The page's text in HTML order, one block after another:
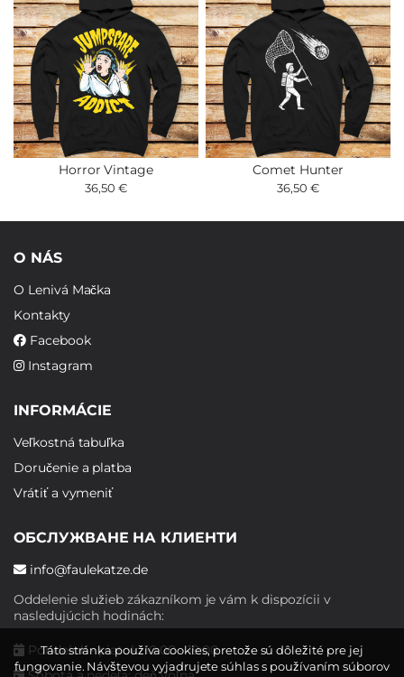
Horror Vintage
36,50 €
Comet Hunter
36,50 €
O NÁS
O Lenivá Mačka
Kontakty
Facebook
Instagram
INFORMÁCIE
Veľkostná tabuľka
Doručenie a platba
Vrátiť a vymeniť
ОБСЛУЖВАНЕ НА КЛИЕНТИ
info@faulekatze.de
Oddelenie služieb zákazníkom je vám k dispozícii v
nasledujúcich hodinách:
Pondelok - piatok: 10:00 - 19:00
Táto stránka používa cookies, pretože sú dôležité pre jej
fungovanie. Návštevou vyjadrujete súhlas s používaním súborov